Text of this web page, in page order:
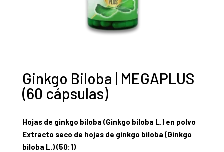
Ginkgo Biloba | MEGAPLUS
(60 cápsulas)
Hojas de ginkgo biloba (Ginkgo biloba L.) en polvo
Extracto seco de hojas de ginkgo biloba (Ginkgo
biloba L.) (50:1)